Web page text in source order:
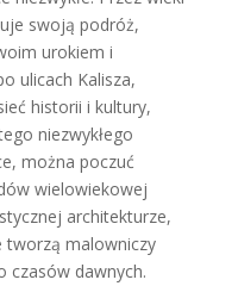
swoją podróż,
urokiem i
ulicach Kalisza,
historii i kultury,
niezwykłego
można poczuć
wielowiekowej
architekturze,
tworzą malowniczy
czasów dawnych.